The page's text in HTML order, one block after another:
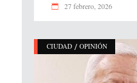
27 febrero, 2026
CIUDAD / OPINIÓN